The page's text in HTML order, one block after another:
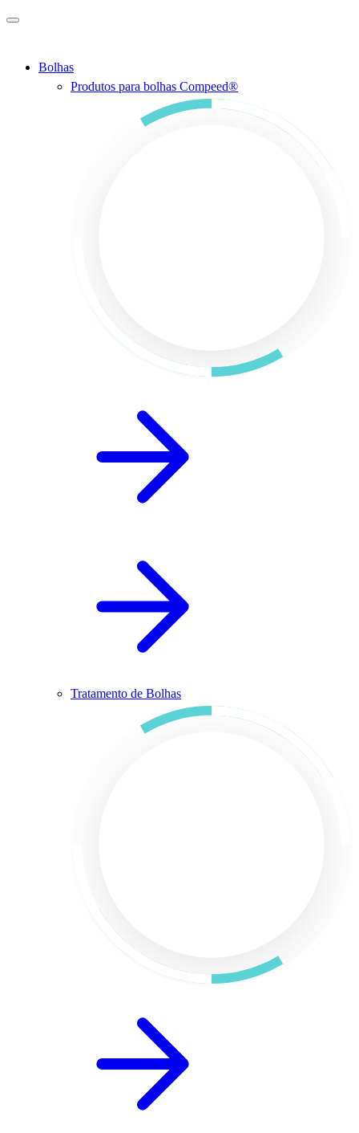
Ir para o conteúdo principal
Bolhas
Produtos para bolhas Compeed®
Tratamento de Bolhas